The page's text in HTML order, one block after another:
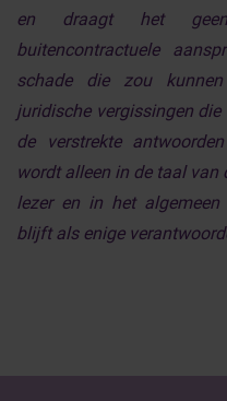
en draagt het
buitencontractuele
schade die zou
juridische vergissingen
de verstrekte
wordt alleen in de taal van
lezer en in het
blijft als enige